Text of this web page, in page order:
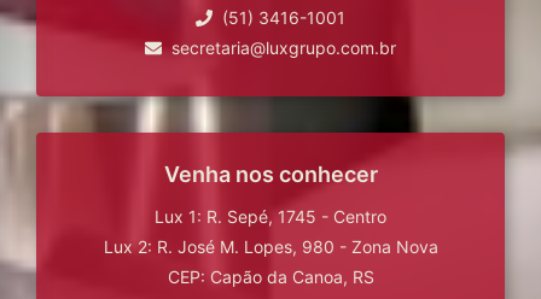
(51) 3416-1001
secretaria@luxgrupo.com.br
Venha nos conhecer
Lux 1: R. Sepé, 1745 - Centro
Lux 2: R. José M. Lopes, 980 - Zona Nova
CEP: Capão da Canoa, RS